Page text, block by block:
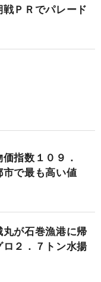
ＰＲでパレード
指数１０９．
で最も高い値
が石巻漁港に帰
２．７トン水揚